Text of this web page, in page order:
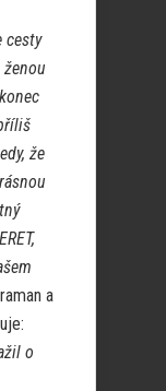
cesty
že
a
o